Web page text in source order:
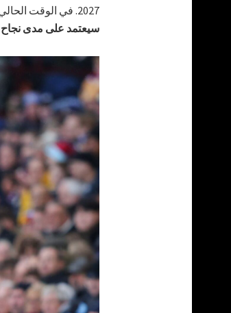
2027. في الوقت الحالي، يبدو الأمر غير واقعي، لكن من يدري ما الذي قد يحدث في المستقبل؟
سيعتمد على مدى نجاح